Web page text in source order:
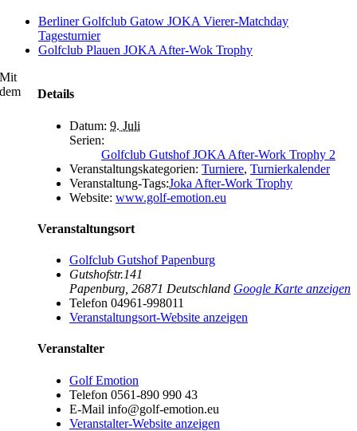
Berliner Golfclub Gatow JOKA Vierer-Matchday
Tagesturnier
Golfclub Plauen JOKA After-Wok Trophy
Details
Datum: 9. Juli
Serien:
Golfclub Gutshof JOKA After-Work Trophy 2
Veranstaltungskategorien: Turniere, Turnierkalender
Veranstaltung-Tags:Joka After-Work Trophy
Website: www.golf-emotion.eu
Veranstaltungsort
Golfclub Gutshof Papenburg
Gutshofstr.141
Papenburg 26871 Deutschland Google Karte anzeigen
Telefon 04961-998011
Veranstaltungsort-Website anzeigen
Veranstalter
Golf Emotion
Telefon 0561-890 990 43
E-Mail info@golf-emotion.eu
Veranstalter-Website anzeigen
Mit
dem